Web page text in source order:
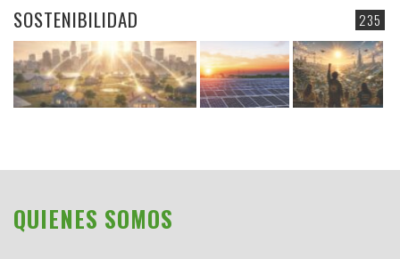
235
SOSTENIBILIDAD
QUIENES SOMOS